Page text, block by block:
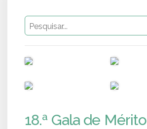
18.ª Gala de Mérito